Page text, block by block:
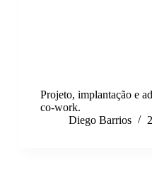
Projeto, implantação e
co-work.
Diego Barrios